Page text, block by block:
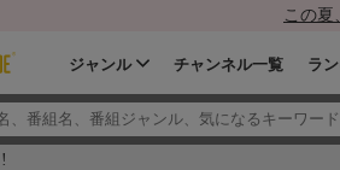
この夏
ジャンル チャンネル一覧 ラ